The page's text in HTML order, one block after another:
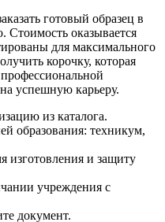
готовый образец в
Стоимость оказывается
для максимального
корочку, которая
успешную карьеру.
из каталога.
образования: техникум,
изготовления и защиту
учреждения с
документ.